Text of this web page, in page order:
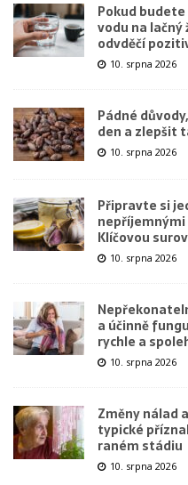
Pokud
vodu na lačný
odvděčí
10. srpna 2026
Pádné
den a zlepšit
10. srpna 2026
Připravte si
Klíčovou
10. srpna 2026
a účinně
rychle a
10. srpna 2026
Změny nálad
typické
raném stádiu
10. srpna 2026